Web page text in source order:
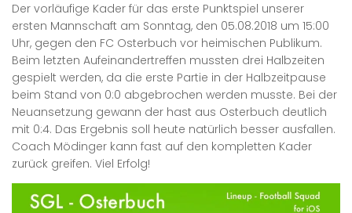
Der vorläufige Kader für das erste Punktspiel unserer
ersten Mannschaft am Sonntag, den 05.08.2018 um 15:00
Uhr, gegen den FC Osterbuch vor heimischen Publikum.
Beim letzten Aufeinandertreffen mussten drei Halbzeiten
gespielt werden, da die erste Partie in der Halbzeitpause
beim Stand von 0:0 abgebrochen werden musste. Bei der
Neuansetzung gewann der hast aus Osterbuch deutlich
mit 0:4. Das Ergebnis soll heute natürlich besser ausfallen.
Coach Mödinger kann fast auf den kompletten Kader
zurück greifen. Viel Erfolg!